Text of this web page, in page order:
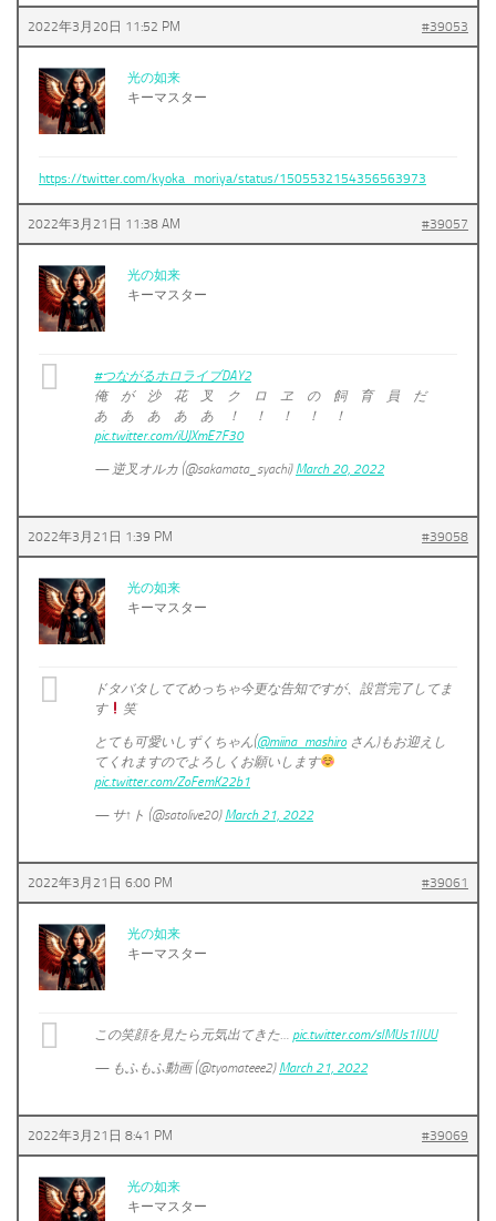
2022年3月20日 11:52 PM #39053
光の如来
キーマスター
https://twitter.com/kyoka_moriya/status/1505532154356563973
2022年3月21日 11:38 AM #39057
光の如来
キーマスター
#つながるホロライブDAY2
俺 が 沙 花 叉 ク ロ ヱ の 飼 育 員 だ
あ あ あ あ あ ！ ！ ！ ！ ！
pic.twitter.com/iUJXmE7F30
— 逆叉オルカ (@sakamata_syachi) March 20, 2022
2022年3月21日 1:39 PM #39058
光の如来
キーマスター
ドタバタしててめっちゃ今更な告知ですが、設営完了してま
す
笑
とても可愛いしずくちゃん(@miina_mashiroさん)もお迎えし
てくれますのでよろしくお願いします
pic.twitter.com/ZoFemK22b1
— サ↑ト (@satolive20) March 21, 2022
2022年3月21日 6:00 PM #39061
光の如来
キーマスター
この笑顔を見たら元気出てきた… pic.twitter.com/slMUs1lIUU
— もふもふ動画 (@tyomateee2) March 21, 2022
2022年3月21日 8:41 PM #39069
光の如来
キーマスター